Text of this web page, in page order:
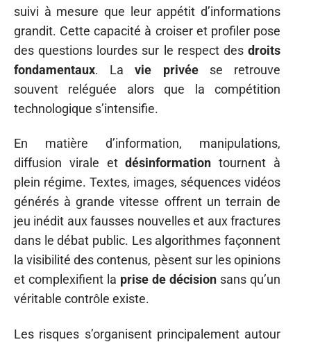
suivi à mesure que leur appétit d’informations
grandit. Cette capacité à croiser et profiler pose
des questions lourdes sur le respect des droits
fondamentaux. Lavie privéese retrouve
souvent reléguée alors que la compétition
technologique s’intensifie.
En matière d’information, manipulations,
diffusion virale etdésinformation tournent à
plein régime. Textes, images, séquences vidéos
générés à grande vitesse offrent un terrain de
jeu inédit aux fausses nouvelles et aux fractures
dans le débat public. Les algorithmes façonnent
la visibilité des contenus, pèsent sur les opinions
et complexifient la prise de décision sans qu’un
véritable contrôle existe.
Les risques s’organisent principalement autour